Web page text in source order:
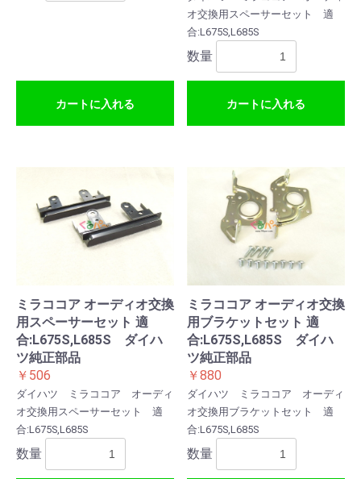
カートに入れる
オ交換用スペーサーセット 適
合:L675S,L685S
数量
カートに入れる
ミラココア オーディオ交換
用スペーサーセット 適
合:L675S,L685S ダイハ
ツ純正部品
￥506
ダイハツ ミラココア オーディ
オ交換用スペーサーセット 適
合:L675S,L685S
数量
ミラココア オーディオ交換
用ブラケットセット 適
合:L675S,L685S ダイハ
ツ純正部品
￥880
ダイハツ ミラココア オーディ
オ交換用ブラケットセット 適
合:L675S,L685S
数量